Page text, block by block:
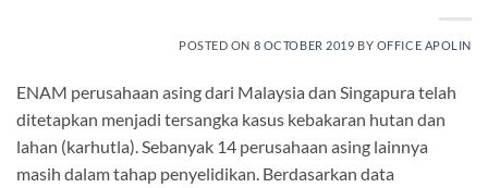
POSTED ON 8 OCTOBER 2019 BY OFFICE APOLIN
ENAM perusahaan ­asing dari Malaysia dan Singapura telah
ditetapkan menjadi tersangka kasus kebakaran hu­­tan dan
lahan (karhutla). Sebanyak 14 perusahaan asing lainnya
masih dalam tahap penyelidikan. Berdasarkan data